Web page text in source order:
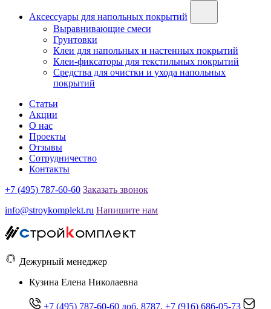
Аксессуары для напольных покрытий
Выравнивающие смеси
Грунтовки
Клеи для напольных и настенных покрытий
Клеи-фиксаторы для текстильных покрытий
Средства для очистки и ухода напольных
покрытий
Статьи
Акции
О нас
Проекты
Отзывы
Сотрудничество
Контакты
+7 (495) 787-60-60 Заказать звонок
info@stroykomplekt.ru Напишите нам
Дежурный менеджер
Кузина Елена Николаевна
+7 (495) 787-60-60 доб. 8787, +7 (916) 686-05-73